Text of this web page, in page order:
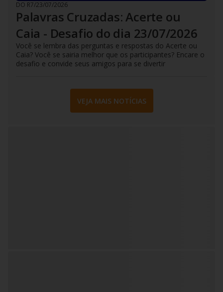
DO R7/23/07/2026
Palavras Cruzadas: Acerte ou
Caia - Desafio do dia 23/07/2026
Você se lembra das perguntas e respostas do Acerte ou
Caia? Você se sairia melhor que os participantes? Encare o
desafio e convide seus amigos para se divertir
VEJA MAIS NOTÍCIAS